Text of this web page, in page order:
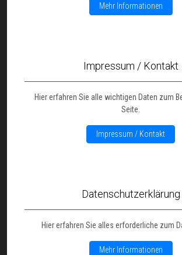
Mehr Informationen
Impressum / Kontakt
Hier erfahren Sie alle wichtigen Daten zum
Seite.
Impressum / Kontakt
Datenschutzerklärung
Hier erfahren Sie alles erforderliche zum
Mehr Informationen